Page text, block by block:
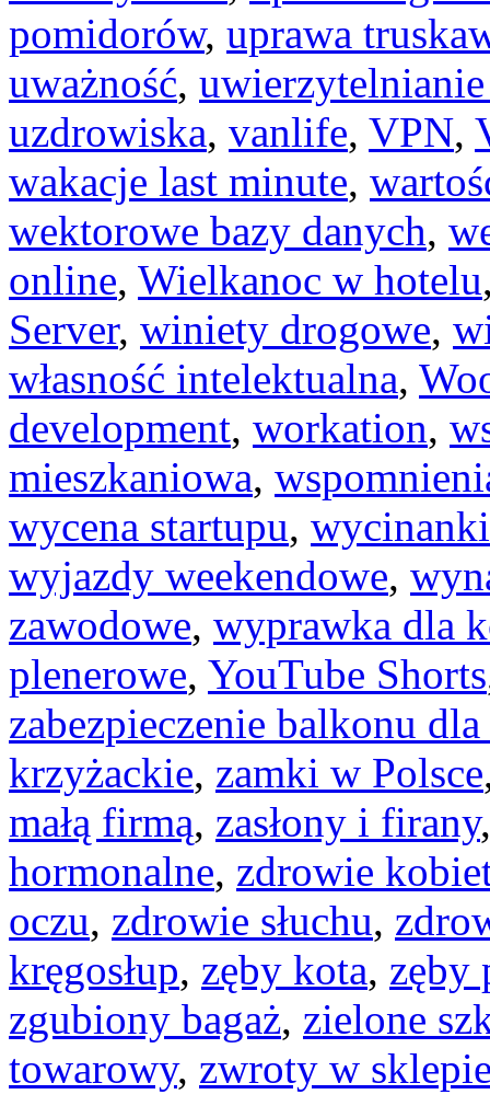
pomidorów, uprawa
uważność,
uzdrowiska, vanlife, VPN,
wakacje last minute,
wektorowe bazy danych,
online, Wielkanoc w hotelu
Server, winiety drogowe,
własność intelektualna,
development, workation,
mieszkaniowa,
wycena startupu,
wyjazdy weekendowe,
zawodowe, wyprawka dla
plenerowe, YouTube Shorts
zabezpieczenie balkonu
krzyżackie, zamki w Polsce
małą firmą, zasłony i firany
hormonalne, zdrowie
oczu, zdrowie słuchu,
kręgosłup, zęby kota, zęby
zgubiony bagaż, zielone
towarowy, zwroty w